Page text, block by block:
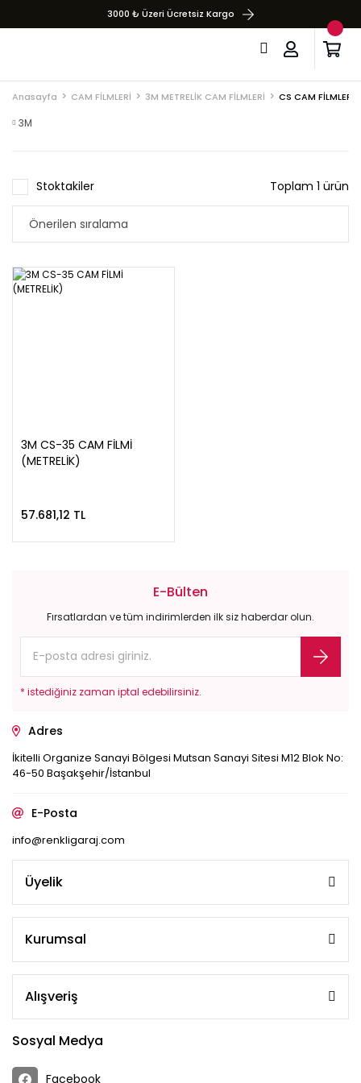
3000 ₺ Üzeri Ücretsiz Kargo
Anasayfa CAM FİLMLERİ 3M METRELİK CAM FİLMLERİ CS CAM FİLMLERİ
3M
Stoktakiler Toplam 1 ürün
3M CS-35 CAM FİLMİ
(METRELİK)
57.681,12 TL
E-Bülten
Fırsatlardan ve tüm indirimlerden ilk siz haberdar olun.
* istediğiniz zaman iptal edebilirsiniz.
Adres
İkitelli Organize Sanayi Bölgesi Mutsan Sanayi Sitesi M12 Blok No:
46-50 Başakşehir/İstanbul
E-Posta
info@renkligaraj.com
Üyelik
Kurumsal
Alışveriş
Sosyal Medya
Facebook